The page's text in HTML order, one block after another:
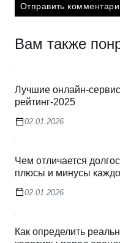
Вам также
Лучшие онлайн-
рейтинг-2025
02.01.2026
Чем отличается
плюсы и минусы
02.01.2026
Как определить